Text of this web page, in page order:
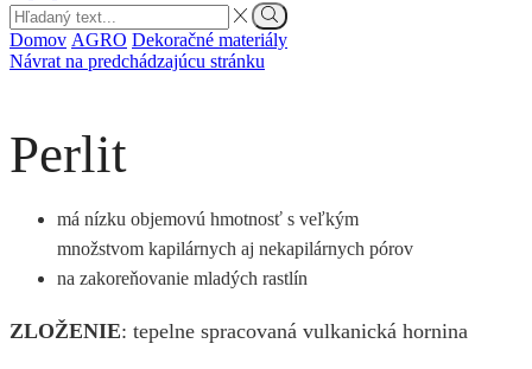
Search
input
Vyhľadať
Domov AGRO Dekoračné materiály
Návrat na predchádzajúcu stránku
Perlit
má nízku objemovú hmotnosť s veľkým
množstvom kapilárnych aj nekapilárnych pórov
na zakoreňovanie mladých rastlín
ZLOŽENIE: tepelne spracovaná vulkanická hornina